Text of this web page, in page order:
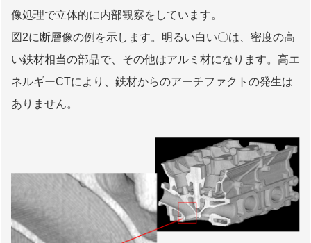
像処理で立体的に内部観察をしています。
図2に断層像の例を示します。明るい白い〇は、密度の高
い鉄材相当の部品で、その他はアルミ材になります。高エ
ネルギーCTにより、鉄材からのアーチファクトの発生は
ありません。